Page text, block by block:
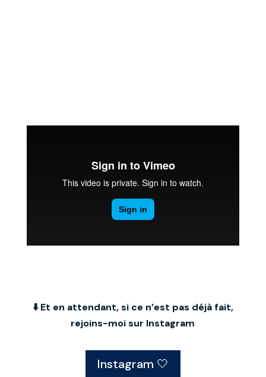
⬇️ Et en attendant, si ce n’est pas déjà fait,
rejoins-moi sur Instagram
Instagram 🤍